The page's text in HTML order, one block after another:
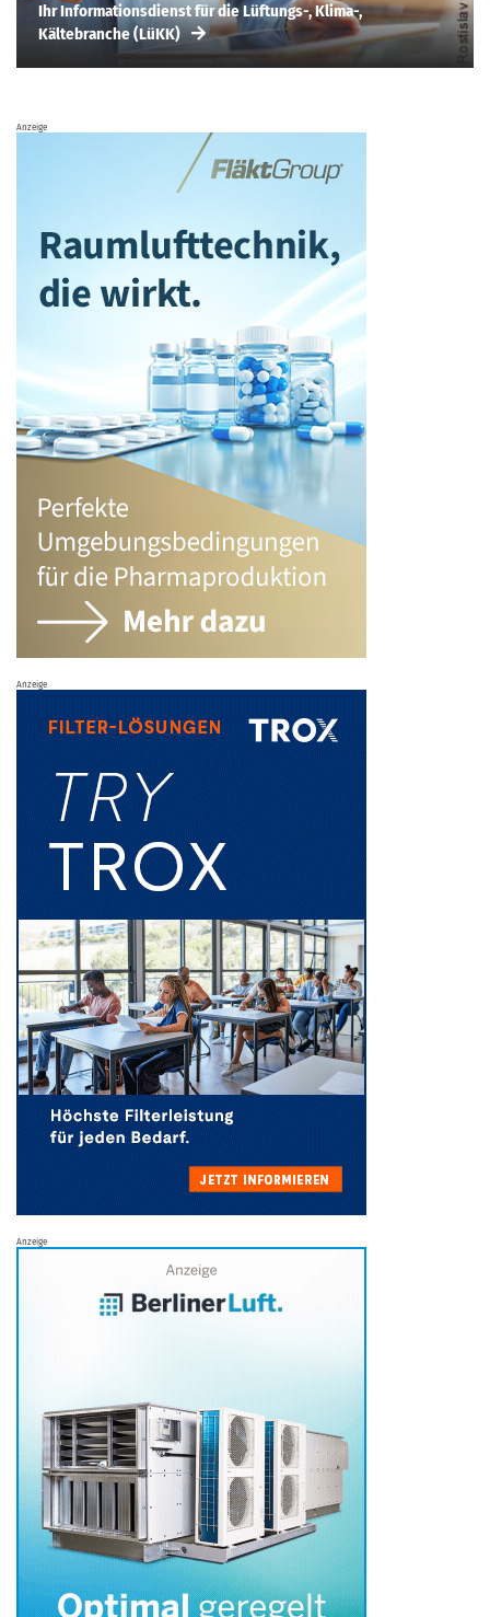
Ihr Informationsdienst für die Lüftungs-, Klima-,
Kältebranche (LüKK)
Anzeige
Anzeige
Anzeige